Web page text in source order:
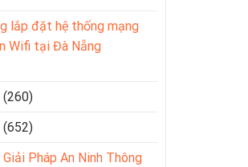
lắp đặt hệ thống mạng
Wifi tại Đà Nẵng
(260)
(652)
Pháp An Ninh Thông